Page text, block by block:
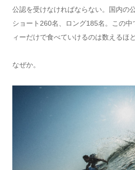
公認を受けなければならない。国内の
ショート260名、ロング185名。この中
ィーだけで食べていけるのは数えるほ
なぜか。